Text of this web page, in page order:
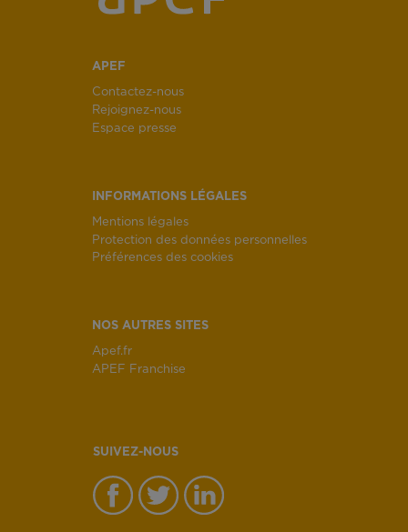
APEF
Contactez-nous
Rejoignez-nous
Espace presse
INFORMATIONS LÉGALES
Mentions légales
Protection des données personnelles
Préférences des cookies
NOS AUTRES SITES
Apef.fr
APEF Franchise
SUIVEZ-NOUS